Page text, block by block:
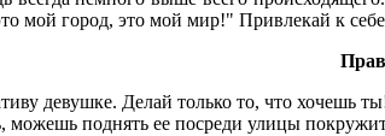
мой город, это мой мир!" Привлекай к
девушке. Делай только то, что хочешь
поднять ее посреди улицы